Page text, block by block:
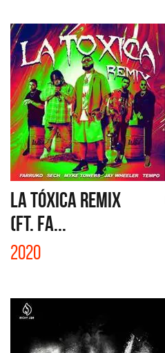
LA TÓXICA REMIX
(FT. FA...
2020